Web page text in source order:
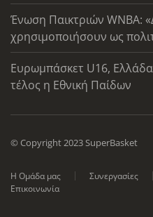
Ένωση Παικτριών WNBA:
χρησιμοποιήσουν ως
Ευρωμπάσκετ U16,
τέλος η Εθνική Παίδων
© Copyright 2023 SuperBasket
Η Ομάδα μας Συνεργασίες
Επικοινωνία